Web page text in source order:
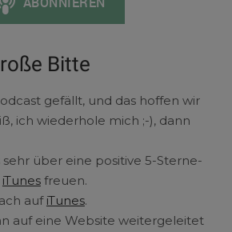
Bitte
gefällt, und das hoffen wir
ich wiederhole mich ;-), dann
über eine positive 5-Sterne-
iTunesfreuen.
auf iTunes.
auf eine Website weitergeleitet